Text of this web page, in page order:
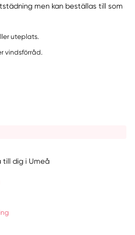
men kan beställas till som
uteplats.
vindsförråd.
till dig i Umeå